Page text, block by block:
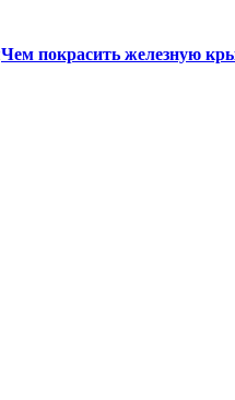
Чем покрасить железную